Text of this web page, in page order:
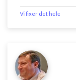
Vi fixer det hele